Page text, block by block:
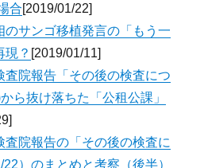
合[2019/01/22]
のサンゴ移植発言の「もう一
現？ [2019/01/11]
査院報告「その後の検査につ
ら抜け落ちた「公租公課」
査院報告の「その後の検査に
）のまとめと考察（後半）